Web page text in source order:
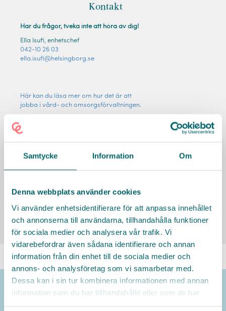
Samtycke Information Om
Denna webbplats använder cookies
Vi använder enhetsidentifierare för att anpassa innehållet
och annonserna till användarna, tillhandahålla funktioner
för sociala medier och analysera vår trafik. Vi
vidarebefordrar även sådana identifierare och annan
information från din enhet till de sociala medier och
annons- och analysföretag som vi samarbetar med.
Dessa kan i sin tur kombinera informationen med annan
information som du har tillhandahållit eller som de har
Kontakt
Har du frågor, tveka inte att höra av dig!
Ella Isufi, enhetschef
042-10 26 03
ella.isufi@helsingborg.se
Här kan du läsa mer om hur det är att
jobba i vård- och omsorgsförvaltningen.
Mer om oss
Läs mer om Helsingborgs stad